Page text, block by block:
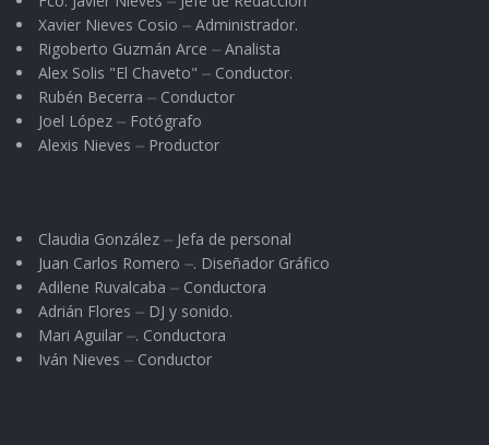
Xavier Nieves Cosio ⏤ Administrador.
Rigoberto Guzmán Arce ⏤ Analista
Alex Solis "El Chaveto" ⏤ Conductor.
Rubén Becerra ⏤ Conductor
Joel López ⏤ Fotógrafo
Alexis Nieves ⏤ Productor
Claudia González ⏤ Jefa de personal
Juan Carlos Romero ⏤. Diseñador Gráfico
Adilene Ruvalcaba ⏤ Conductora
Adrián Flores ⏤ DJ y sonido.
Mari Aguilar ⏤. Conductora
Iván Nieves ⏤ Conductor